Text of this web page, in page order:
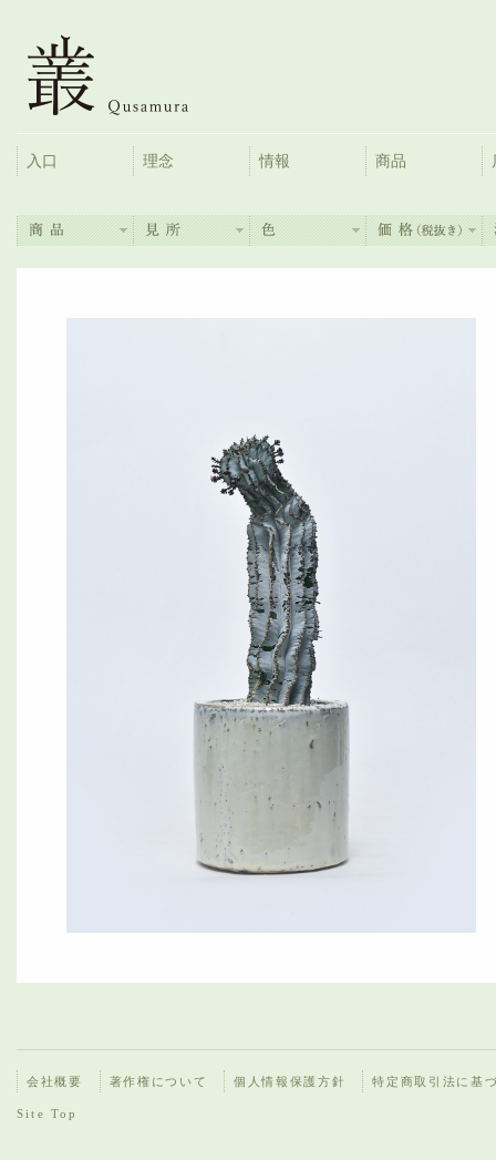
入口 理念 情報 商品
会社概要 著作権について 個人情報保護方針 特定商取引法に基
Site Top